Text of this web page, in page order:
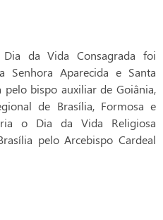
da Vida Consagrada foi
Senhora Aparecida e Santa
pelo bispo auxiliar de Goiânia,
de Brasília, Formosa e
o Dia da Vida Religiosa
pelo Arcebispo Cardeal